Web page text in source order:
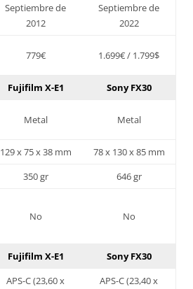
Septiembre de
2012
Septiembre de
2022
779€ 1.699€ / 1.799$
Fujifilm X-E1
Sony FX30
Metal Metal
129 x 75 x 38 mm
78 x 130 x 85 mm
350 gr
646 gr
No No
Fujifilm X-E1 Sony FX30
APS-C (23,60 x
APS-C (23,40 x